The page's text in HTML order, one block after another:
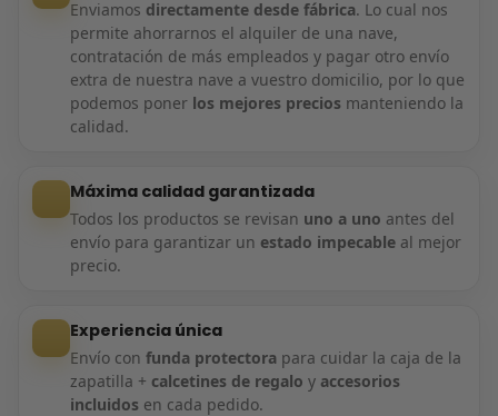
Enviamos directamente desde fábrica. Lo cual nos
permite ahorrarnos el alquiler de una nave,
contratación de más empleados y pagar otro envío
extra de nuestra nave a vuestro domicilio, por lo que
podemos poner los mejores precios manteniendo la
calidad.
Máxima calidad garantizada
Todos los productos se revisan uno a uno antes del
envío para garantizar un estado impecableal mejor
precio.
Experiencia única
Envío con funda protectorapara cuidar la caja de la
zapatilla + calcetines de regalo y accesorios
incluidos en cada pedido.